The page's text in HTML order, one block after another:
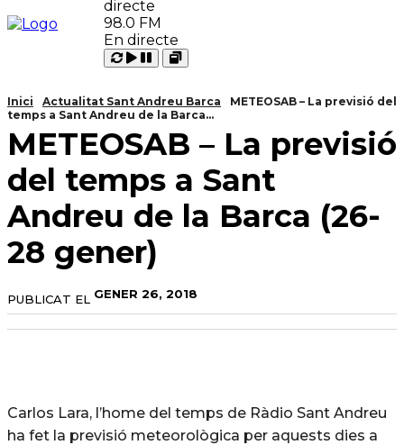
98.0 FM
En directe
Carregant
Reproduir
Pausar
Open
Inici Actualitat Sant Andreu Barca
METEOSAB – La previsió del
temps a Sant Andreu de la Barca...
METEOSAB – La previsió
del temps a Sant
Andreu de la Barca (26-
28 gener)
PUBLICAT EL GENER 26, 2018
Carlos Lara, l’home del temps de Ràdio Sant Andreu
ha fet la previsió meteorològica per aquests dies a